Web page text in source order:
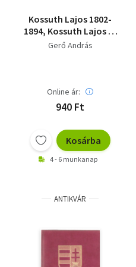
Kossuth Lajos 1802-
1894, Kossuth Lajos és
kortársai (CD-vel)
Gerő András
Online ár:
940 Ft
Kosárba
4 - 6 munkanap
ANTIKVÁR